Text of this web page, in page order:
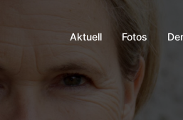
Aktuell Fotos